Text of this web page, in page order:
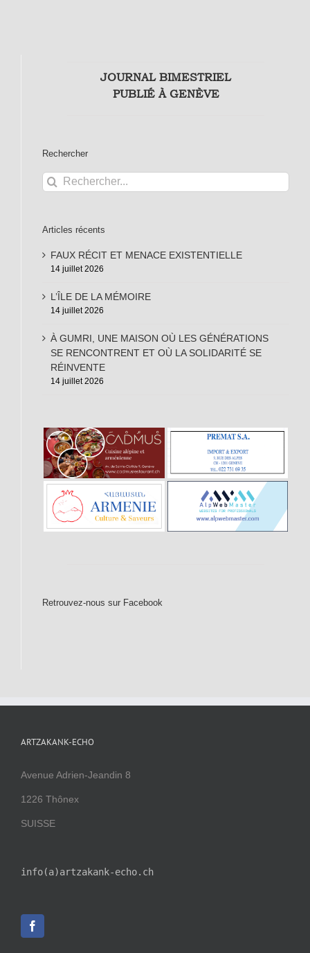
JOURNAL BIMESTRIEL
PUBLIÉ À GENÈVE
Rechercher
Rechercher:
Articles récents
FAUX RÉCIT ET MENACE EXISTENTIELLE
14 juillet 2026
L’ÎLE DE LA MÉMOIRE
14 juillet 2026
À GUMRI, UNE MAISON OÙ LES GÉNÉRATIONS
SE RENCONTRENT ET OÙ LA SOLIDARITÉ SE
RÉINVENTE
14 juillet 2026
Retrouvez-nous sur Facebook
ARTZAKANK-ECHO
Avenue Adrien-Jeandin 8
1226 Thônex
SUISSE
info(a)artzakank-echo.ch